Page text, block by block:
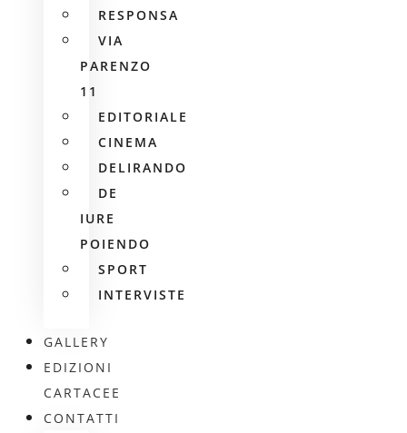
RESPONSA
VIA
PARENZO
11
EDITORIALE
CINEMA
DELIRANDO
DE
IURE
POIENDO
SPORT
INTERVISTE
GALLERY
EDIZIONI
CARTACEE
CONTATTI